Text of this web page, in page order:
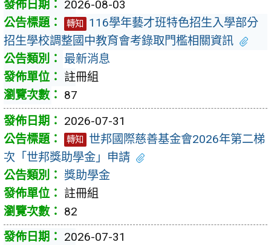
2026-08-03
轉知
116學年藝才班特色招生入學部分
招生學校調整國中教育會考錄取門檻相關資訊
最新消息
註冊組
87
2026-07-31
轉知
世邦國際慈善基金會2026年第二梯
次「世邦獎助學金」申請
獎助學金
註冊組
82
2026-07-31